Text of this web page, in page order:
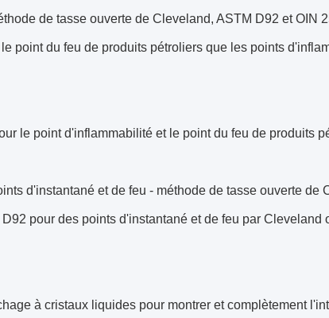
de tasse ouverte de Cleveland, ASTM D92 et OIN
point du feu de produits pétroliers que les points
le point d'inflammabilité et le point du feu de produits
d'instantané et de feu - méthode de tasse ouverte de
pour des points d'instantané et de feu par Cleveland
à cristaux liquides pour montrer et complètement